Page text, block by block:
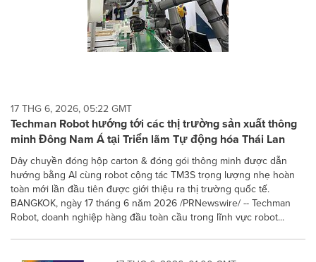
17 THG 6, 2026, 05:22 GMT
Techman Robot hướng tới các thị trường sản xuất thông
minh Đông Nam Á tại Triển lãm Tự động hóa Thái Lan
Dây chuyền đóng hộp carton & đóng gói thông minh được dẫn
hướng bằng AI cùng robot cộng tác TM3S trọng lượng nhẹ hoàn
toàn mới lần đầu tiên được giới thiệu ra thị trường quốc tế.
BANGKOK, ngày 17 tháng 6 năm 2026 /PRNewswire/ -- Techman
Robot, doanh nghiệp hàng đầu toàn cầu trong lĩnh vực robot...